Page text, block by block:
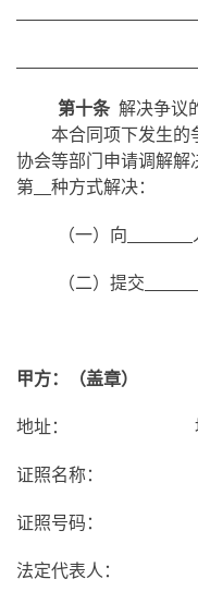
第十条 解决争议
本合同项下发生的
协会等部门申请调解解
第
种方式解决：
（一）向
（二）提交
甲方：（盖章）
地址：
证照名称：
证照号码：
法定代表人：